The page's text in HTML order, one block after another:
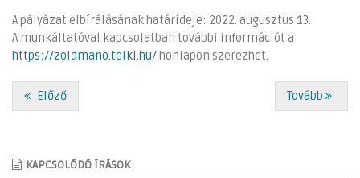
A pályázat elbírálásának határideje: 2022. augusztus 13.
A munkáltatóval kapcsolatban további információt a
https://zoldmano.telki.hu/ honlapon szerezhet.
Előző Tovább
KAPCSOLÓDÓ ÍRÁSOK